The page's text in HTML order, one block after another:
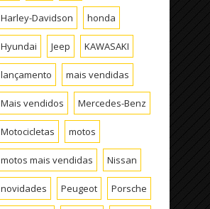
Harley-Davidson honda
Hyundai Jeep KAWASAKI
lançamento mais vendidas
Mais vendidos Mercedes-Benz
Motocicletas motos
motos mais vendidas Nissan
novidades Peugeot Porsche